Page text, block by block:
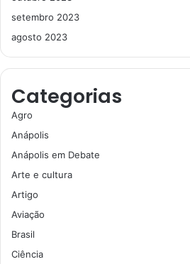
setembro 2023
agosto 2023
Categorias
Agro
Anápolis
Anápolis em Debate
Arte e cultura
Artigo
Aviação
Brasil
Ciência